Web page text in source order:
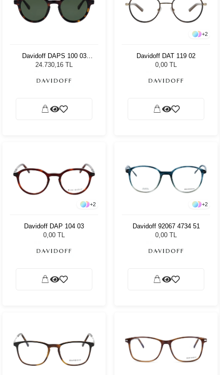
Davidoff DAPS 100 03
Unisex Güneş Gözlüğü
24.730,16 TL
+2
Davidoff DAT 119 02
0,00 TL
+2
Davidoff DAP 104 03
0,00 TL
+2
Davidoff 92067 4734 51
0,00 TL